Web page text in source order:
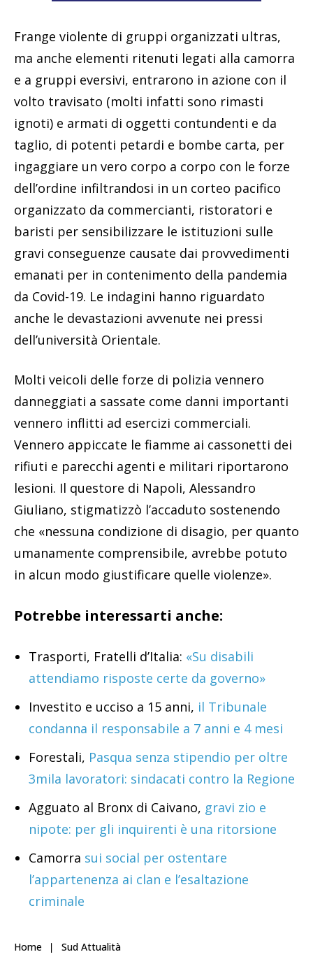
Frange violente di gruppi organizzati ultras,
ma anche elementi ritenuti legati alla camorra
e a gruppi eversivi, entrarono in azione con il
volto travisato (molti infatti sono rimasti
ignoti) e armati di oggetti contundenti e da
taglio, di potenti petardi e bombe carta, per
ingaggiare un vero corpo a corpo con le forze
dell’ordine infiltrandosi in un corteo pacifico
organizzato da commercianti, ristoratori e
baristi per sensibilizzare le istituzioni sulle
gravi conseguenze causate dai provvedimenti
emanati per in contenimento della pandemia
da Covid-19. Le indagini hanno riguardato
anche le devastazioni avvenute nei pressi
dell’università Orientale.
Molti veicoli delle forze di polizia vennero
danneggiati a sassate come danni importanti
vennero inflitti ad esercizi commerciali.
Vennero appiccate le fiamme ai cassonetti dei
rifiuti e parecchi agenti e militari riportarono
lesioni. Il questore di Napoli, Alessandro
Giuliano, stigmatizzò l’accaduto sostenendo
che «nessuna condizione di disagio, per quanto
umanamente comprensibile, avrebbe potuto
in alcun modo giustificare quelle violenze».
Potrebbe interessarti anche:
Trasporti, Fratelli d’Italia: «Su disabili
attendiamo risposte certe da governo»
Investito e ucciso a 15 anni, il Tribunale
condanna il responsabile a 7 anni e 4 mesi
Forestali, Pasqua senza stipendio per oltre
3mila lavoratori: sindacati contro la Regione
Agguato al Bronx di Caivano, gravi zio e
nipote: per gli inquirenti è una ritorsione
Camorra sui social per ostentare
l’appartenenza ai clan e l’esaltazione
criminale
Home Sud Attualità